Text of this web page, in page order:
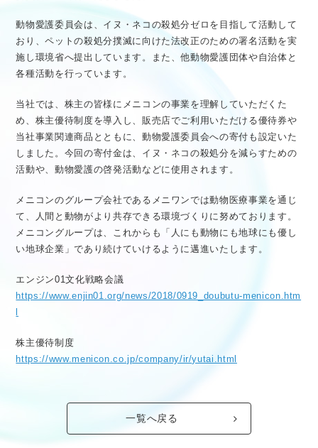
動物愛護委員会は、イヌ・ネコの殺処分ゼロを目指して活動して
おり、ペットの殺処分撲滅に向けた法改正のための署名活動を実
施し環境省へ提出しています。また、他動物愛護団体や自治体と
各種活動を行っています。
当社では、株主の皆様にメニコンの事業を理解していただくた
め、株主優待制度を導入し、販売店でご利用いただける優待券や
当社事業関連商品とともに、動物愛護委員会への寄付も設定いた
しました。今回の寄付金は、イヌ・ネコの殺処分を減らすための
活動や、動物愛護の啓発活動などに使用されます。
メニコンのグループ会社であるメニワンでは動物医療事業を通じ
て、人間と動物がより共存できる環境づくりに努めております。
メニコングループは、これからも「人にも動物にも地球にも優し
い地球企業」であり続けていけるように邁進いたします。
エンジン01文化戦略会議
https://www.enjin01.org/news/2018/0919_doubutu-menicon.htm
株主優待制度
https://www.menicon.co.jp/company/ir/yutai.html
一覧へ戻る